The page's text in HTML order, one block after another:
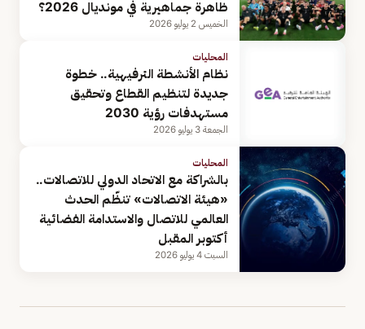
ظاهرة جماهيرية في مونديال 2026؟
الخميس 2 يوليو 2026
المحليات
نظام الأنشطة الترفيهية.. خطوة
جديدة لتنظيم القطاع وتحقيق
مستهدفات رؤية 2030
الجمعة 3 يوليو 2026
المحليات
بالشراكة مع الاتحاد الدولي للاتصالات..
«هيئة الاتصالات» تنظّم الحدث
العالمي للاتصال والاستدامة الفضائية
أكتوبر المقبل
السبت 4 يوليو 2026